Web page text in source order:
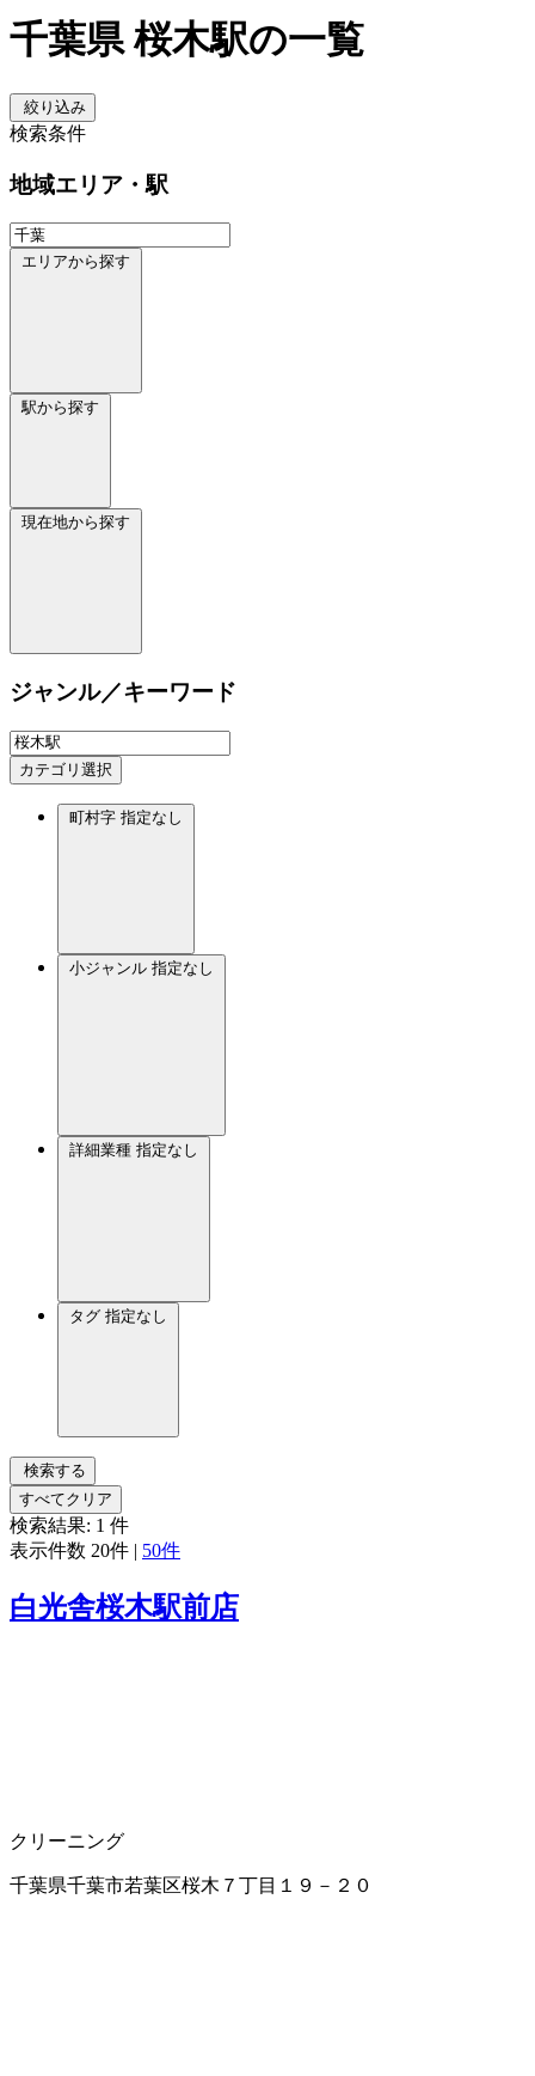
千葉県 桜木駅の一覧
絞り込み
検索条件
地域エリア・駅
エリアから探す
駅から探す
現在地から探す
ジャンル／キーワード
カテゴリ選択
町村字 指定なし
小ジャンル 指定なし
詳細業種 指定なし
タグ 指定なし
検索する
すべてクリア
検索結果: 1 件
表示件数 20件 | 50件
白光舎桜木駅前店
クリーニング
千葉県千葉市若葉区桜木７丁目１９－２０